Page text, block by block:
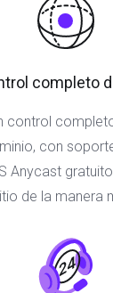
completo
control
con
Anycast
de la manera